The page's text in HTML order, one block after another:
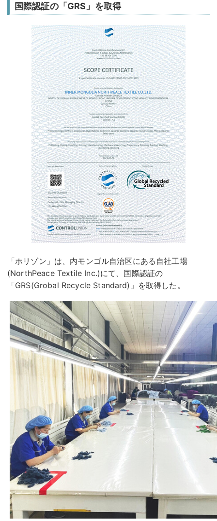
国際認証の「GRS」を取得
「ホリゾン」は、内モンゴル自治区にある自社工場
(NorthPeace Textile Inc.)にて、国際認証の
「GRS(Grobal Recycle Standard)」を取得した。